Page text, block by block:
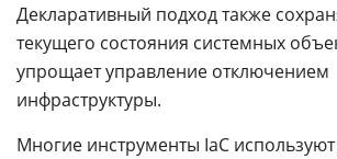
Декларативный подход также
текущего состояния системных
упрощает управление отключением
инфраструктуры.
Многие инструменты IaC